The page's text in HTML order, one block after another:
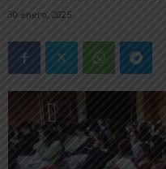
30 enero, 2025